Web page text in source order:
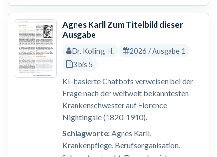
Agnes Karll Zum Titelbild dieser
Ausgabe
Dr. Kolling, H.
2026 / Ausgabe 1
3 bis 5
KI-basierte Chatbots verweisen bei der
Frage nach der weltweit bekanntesten
Krankenschwester auf Florence
Nightingale (1820-1910).
Schlagworte:Agnes Karll,
Krankenpflege, Berufsorganisation,